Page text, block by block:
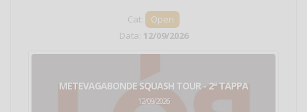
Cat:
Open
Data: 12/09/2026
METEVAGABONDE SQUASH TOUR - 2ª TAPPA
12/09/2026